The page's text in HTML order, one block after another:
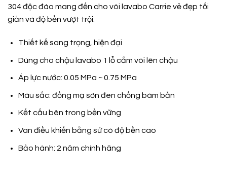
304 độc đáo mang đến cho vòi lavabo Carrie vẻ đẹp tối
giản và độ bền vượt trội.
Thiết kế sang trọng, hiện đại
Dùng cho chậu lavabo 1 lỗ cắm vòi lên chậu
Áp lực nước: 0.05 MPa ~ 0.75 MPa
Màu sắc: đồng mạ sơn đen chống bám bẩn
Kết cấu bên trong bền vững
Van điều khiển bằng sứ có độ bền cao
Bảo hành: 2 năm chính hãng